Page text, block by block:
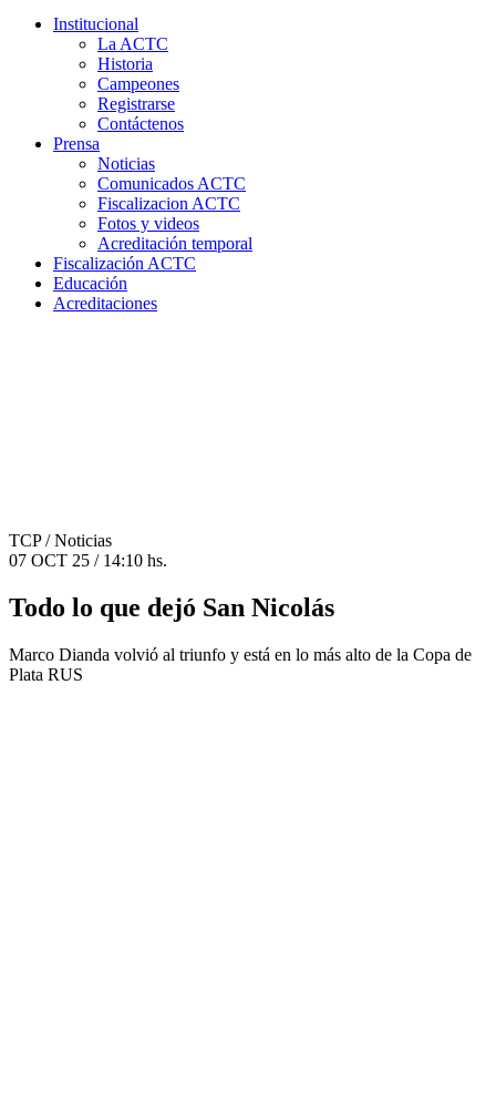
Institucional
La ACTC
Historia
Campeones
Registrarse
Contáctenos
Prensa
Noticias
Comunicados ACTC
Fiscalizacion ACTC
Fotos y videos
Acreditación temporal
Fiscalización ACTC
Educación
Acreditaciones
TCP/ Noticias
07 OCT 25 / 14:10 hs.
Todo lo que dejó San Nicolás
Marco Dianda volvió al triunfo y está en lo más alto de la Copa de
Plata RUS